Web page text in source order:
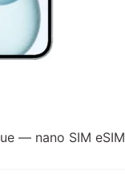
— nano SIM eSIM